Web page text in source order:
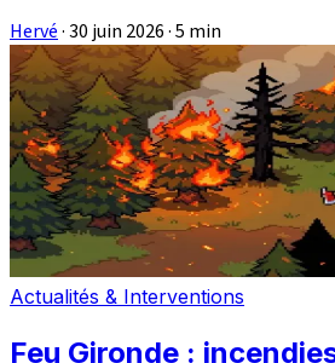
Hervé·30 juin 2026·5 min
Actualités & Interventions
Feu Gironde :